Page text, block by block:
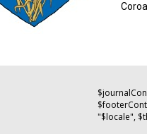
"$locale",